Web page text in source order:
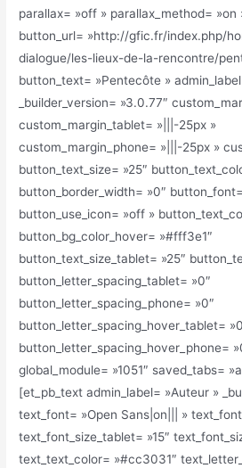
parallax= »off » parallax_method= »on
button_url= »http://gfic.fr/index.php/
dialogue/les-lieux-de-la-rencontre/
button_text= »Pentecôte »
_builder_version= »3.0.77″
custom_margin_tablet= »|||-25px »
custom_margin_phone= »|||-25px »
button_text_size= »25″
button_border_width= »0″
button_use_icon= »off »
button_bg_color_hover= »#fff3e1″
button_text_size_tablet= »25″
button_letter_spacing_tablet= »0″
button_letter_spacing_phone= »0″
button_letter_spacing_hover_tablet=
button_letter_spacing_hover_phone=
global_module= »1051″ saved_tabs=
[et_pb_text admin_label= »Auteur »
text_font= »Open Sans|on||| »
text_font_size_tablet= »15″
text_text_color= »#cc3031″